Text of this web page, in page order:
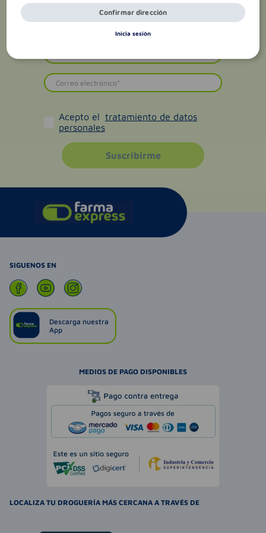
Acepto el tratamiento de datos
personales
Suscribirme
SIGUENOS EN
Descarga nuestra
App
MEDIOS DE PAGO DISPONIBLES
LOCALIZA TU DROGUERÍA MÁS CERCANA A TRAVÉS DE
Confirmar dirección
Inicia sesión